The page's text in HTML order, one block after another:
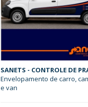
SANETS - CONTROLE DE
Envelopamento de carro,
e van